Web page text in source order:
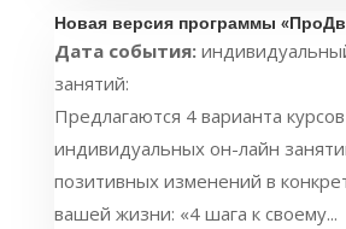
Новая версия программы
Дата события:
занятий:
Предлагаются 4 варианта
индивидуальных он-лайн
позитивных изменений в
вашей жизни: «4 шага к своему...